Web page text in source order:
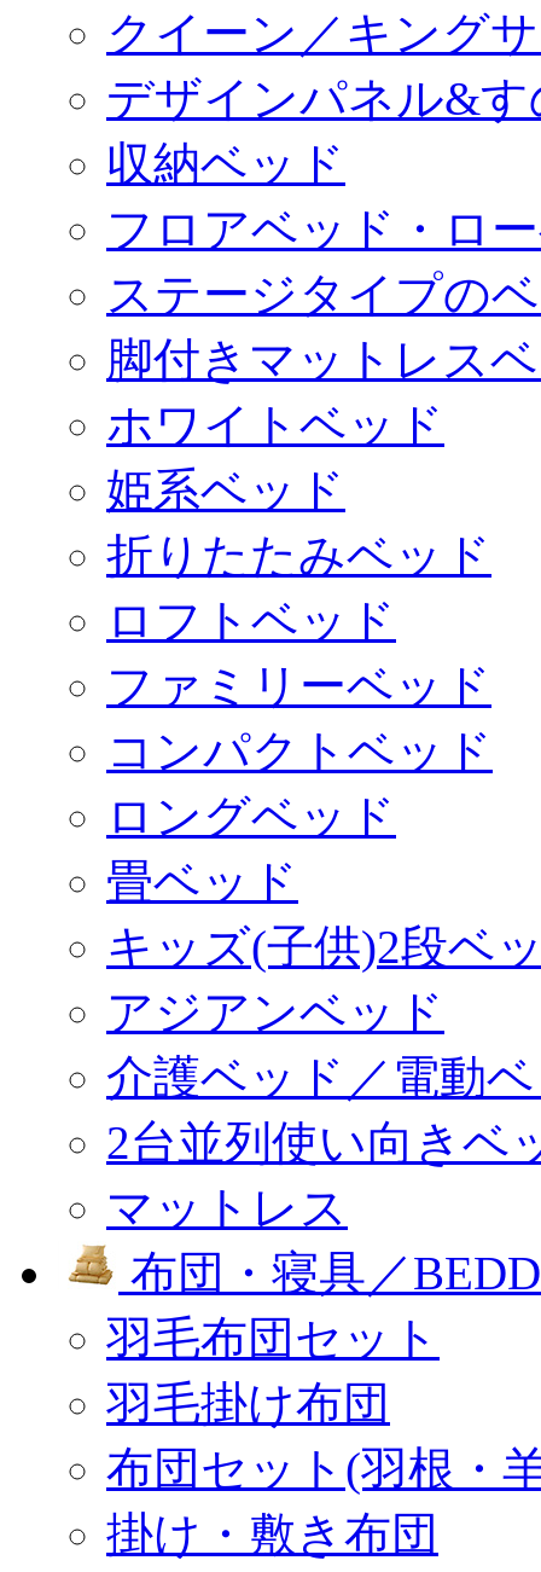
クイーン／キング
デザインパネル&
収納ベッド
フロアベッド・ロ
ステージタイプの
脚付きマットレス
ホワイトベッド
姫系ベッド
折りたたみベッド
ロフトベッド
ファミリーベッド
コンパクトベッド
ロングベッド
畳ベッド
キッズ(子供)2段ベ
アジアンベッド
介護ベッド／電動
2台並列使い向きベ
マットレス
布団・寝具／
羽毛布団セット
羽毛掛け布団
布団セット(羽根・
掛け・敷き布団